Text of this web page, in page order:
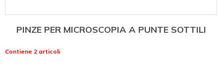
PINZE PER MICROSCOPIA A PUNTE SOTTILI
Contiene 2 articoli